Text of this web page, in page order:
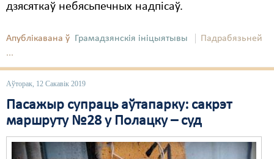
дзясяткаў небясьпечных надпісаў.
Апублікавана ў Грамадзянскія ініцыятывы
Падрабязьней
...
Аўторак, 12 Сакавік 2019
Пасажыр супраць аўтапарку: сакрэт
маршруту №28 у Полацку – суд